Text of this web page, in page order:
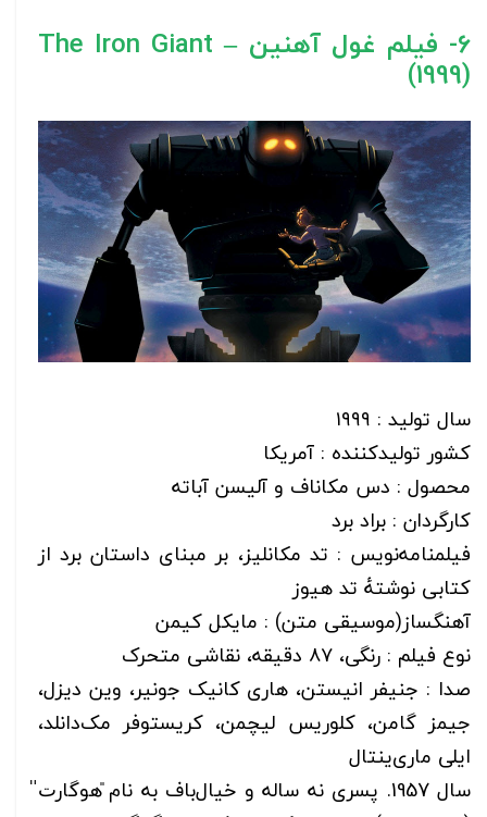
6- فیلم غول آهنین – The Iron Giant
(1999)
سال تولید : ۱۹۹۹
کشور تولیدکننده : آمریکا
محصول : دس مکاناف و آلیسن آباته
کارگردان : براد برد
فیلمنامه‌نویس : تد مکانلیز، بر مبنای داستان برد از
کتابی نوشتهٔ تد هیوز
آهنگساز(موسیقی متن) : مایکل کیمن
نوع فیلم : رنگی، ۸۷ دقیقه، نقاشی متحرک
صدا : جنیفر انیستن، هاری کانیک جونیر، وین دیزل،
جیمز گامن، کلوریس لیچمن، کریستوفر مک‌دانلد،
ایلی ماری‌ینتال
سال 1957. پسری نه ساله و خیال‌باف به نام ̎هوگارت̎